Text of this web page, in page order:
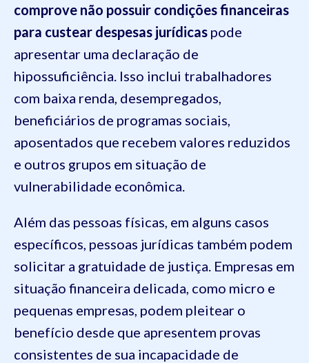
comprove não possuir condições financeiras
para custear despesas jurídicas pode
apresentar uma declaração de
hipossuficiência. Isso inclui trabalhadores
com baixa renda, desempregados,
beneficiários de programas sociais,
aposentados que recebem valores reduzidos
e outros grupos em situação de
vulnerabilidade econômica.
Além das pessoas físicas, em alguns casos
específicos, pessoas jurídicas também podem
solicitar a gratuidade de justiça. Empresas em
situação financeira delicada, como micro e
pequenas empresas, podem pleitear o
benefício desde que apresentem provas
consistentes de sua incapacidade de